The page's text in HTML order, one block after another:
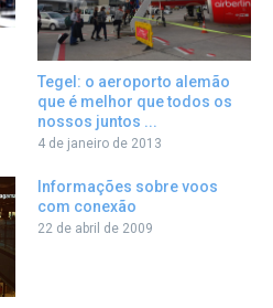
Tegel: o aeroporto alemão
que é melhor que todos os
nossos juntos ...
4 de janeiro de 2013
Informações sobre voos
com conexão
22 de abril de 2009